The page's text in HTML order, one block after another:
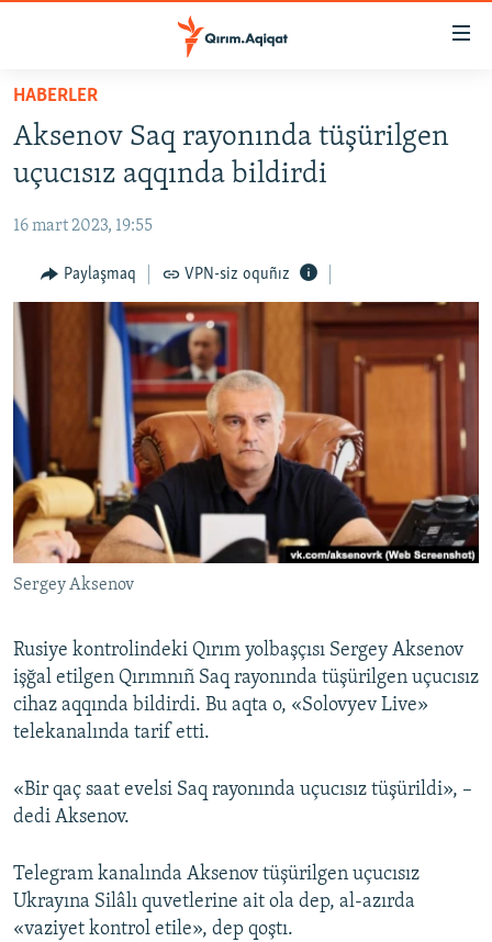
Esas
qaytmaq
Baş
navigatsiyağa
qaytmaq
qaytmaq
HABERLER
İQTİSADİYAT
CEMİYET
MEDENİYET
İNSAN AQLARI
VİDEO
SÜRET
BLOGLAR
FİKİR
Русский
Українською
RFE/RS bütün saytları
HABERLER
Aksenov Saq rayonında tüşürilgen
uçucısız aqqında bildirdi
16 mart 2023, 19:55
Paylaşmaq VPN-siz oquñız
Sergey Aksenov
Rusiye kontrolindeki Qırım yolbaşçısı Sergey Aksenov
işğal etilgen Qırımnıñ Saq rayonında tüşürilgen uçucısız
cihaz aqqında bildirdi. Bu aqta o, «Solovyev Live»
telekanalında tarif etti.
«Bir qaç saat evelsi Saq rayonında uçucısız tüşürildi», –
dedi Aksenov.
Telegram kanalında Aksenov tüşürilgen uçucısız
Ukrayına Silâlı quvetlerine ait ola dep, al-azırda
«vaziyet kontrol etile», dep qoştı.